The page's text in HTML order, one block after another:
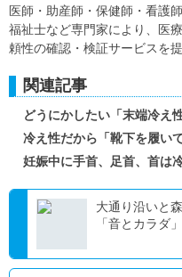
医師・助産師・保健師・看護
福祉士など専門家により、医
頼性の確認・検証サービスを
関連記事
どうにかしたい「末端冷え
冷え性だから「靴下を履い
妊娠中に手首、足首、首は
大通り沿いと
「音とカラダ